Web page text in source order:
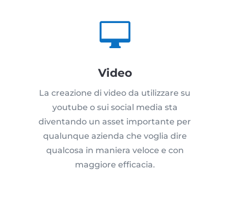

Video
La creazione di video da utilizzare su
youtube o sui social media sta
diventando un asset importante per
qualunque azienda che voglia dire
qualcosa in maniera veloce e con
maggiore efficacia.